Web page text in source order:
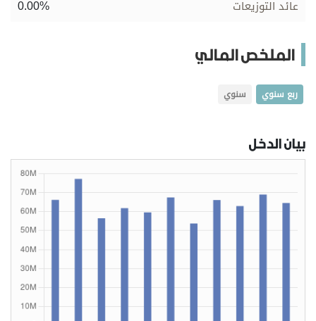
عائد التوزيعات 0.00%
الملخص المالي
ربع سنوي سنوي
بيان الدخل